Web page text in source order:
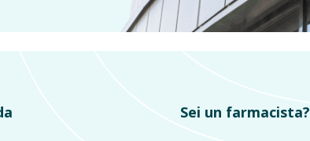
Sei un farmacista?